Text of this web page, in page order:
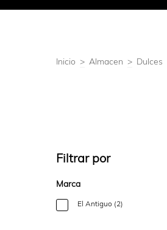
Inicio > Almacen > Dulces
Filtrar por
Marca
El Antiguo (2)